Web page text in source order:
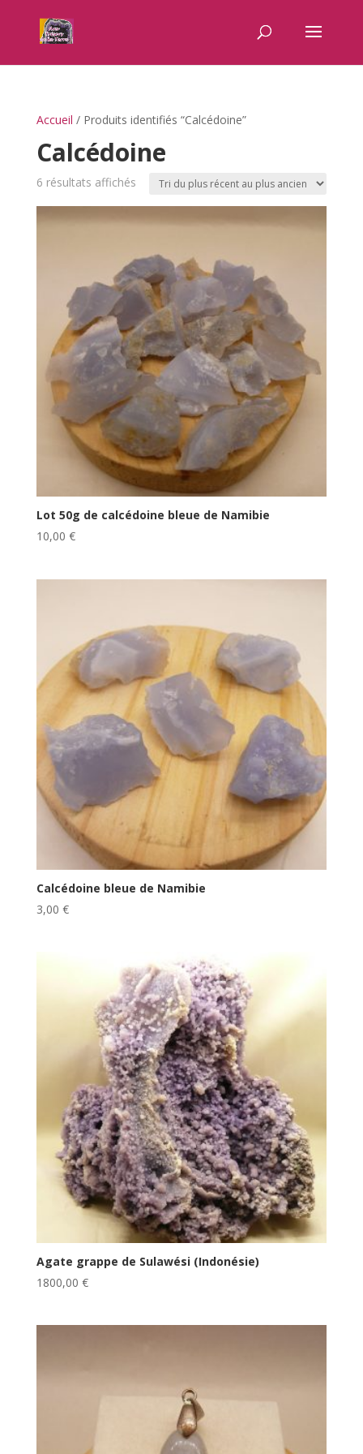
Accueil / Produits identifiés “Calcédoine”
Calcédoine
6 résultats affichésTrié
plus
au
plus
ancien
Lot 50g de calcédoine bleue de Namibie
10,00 €
Calcédoine bleue de Namibie
3,00 €
Agate grappe de Sulawési (Indonésie)
1800,00 €